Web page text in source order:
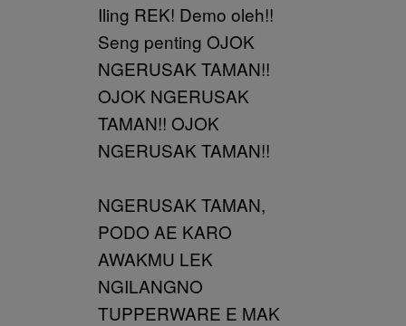
Iling REK! Demo oleh!!
Seng penting OJOK
NGERUSAK TAMAN!!
OJOK NGERUSAK
TAMAN!! OJOK
NGERUSAK TAMAN!!
NGERUSAK TAMAN,
PODO AE KARO
AWAKMU LEK
NGILANGNO
TUPPERWARE E MAK